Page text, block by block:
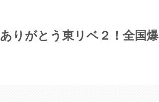
りがとう東リベ２！全国爆